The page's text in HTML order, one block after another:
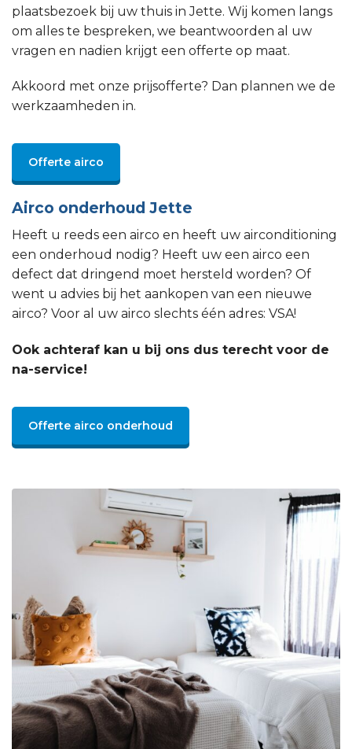
plaatsbezoek bij uw thuis in Jette. Wij komen langs
om alles te bespreken, we beantwoorden al uw
vragen en nadien krijgt een offerte op maat.
Akkoord met onze prijsofferte? Dan plannen we de
werkzaamheden in.
Offerte airco
Airco onderhoud Jette
Heeft u reeds een airco en heeft uw airconditioning
een onderhoud nodig? Heeft uw een airco een
defect dat dringend moet hersteld worden? Of
went u advies bij het aankopen van een nieuwe
airco? Voor al uw airco slechts één adres: VSA!
Ook achteraf kan u bij ons dus terecht voor de
na-service!
Offerte airco onderhoud